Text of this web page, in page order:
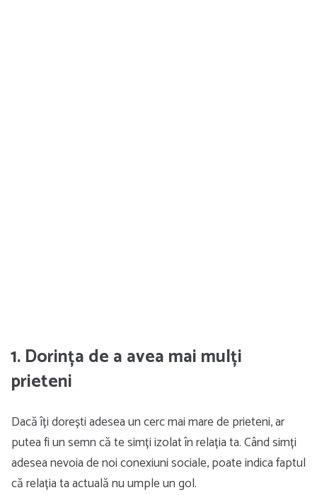
1. Dorința de a avea mai mulți
prieteni
Dacă îți dorești adesea un cerc mai mare de prieteni, ar
putea fi un semn că te simți izolat în relația ta. Când simți
adesea nevoia de noi conexiuni sociale, poate indica faptul
că relația ta actuală nu umple un gol.